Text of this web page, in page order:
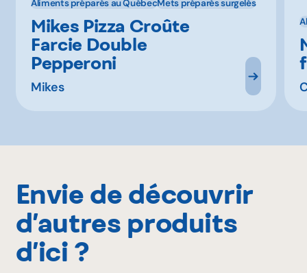
Aliments préparés au QuébecMets préparés surgelés
Mikes Pizza Croûte
Farcie Double
Pepperoni
Mikes
Envie de découvrir
d’autres produits
d’ici ?